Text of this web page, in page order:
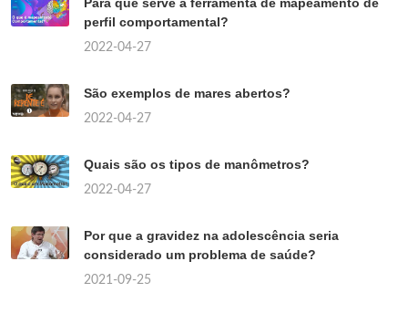
perfil comportamental?
2022-04-27
São exemplos de mares abertos?
2022-04-27
Quais são os tipos de manômetros?
2022-04-27
Por que a gravidez na adolescência seria
considerado um problema de saúde?
2021-09-25